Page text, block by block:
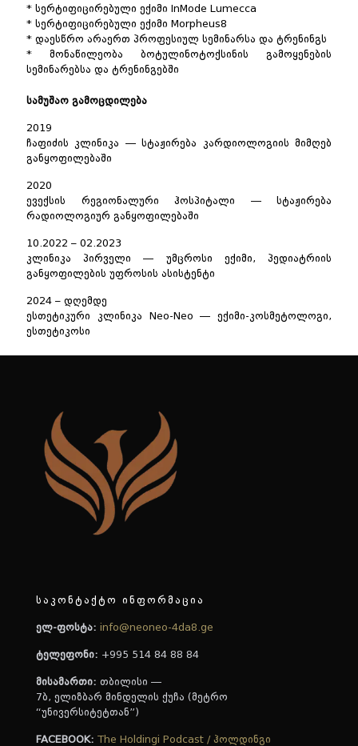
* სერტიფიცირებული ექიმი InMode Lumecca
* სერტიფიცირებული ექიმი Morpheus8
* დაესწრო არაერთ პროფესიულ სემინარსა და ტრენინგს
* მონაწილეობა ბოტულინოტოქსინის გამოყენების
სემინარებსა და ტრენინგებში
სამუშაო გამოცდილება
2019
ჩაფიძის კლინიკა — სტაჟირება კარდიოლოგიის მიმღებ
განყოფილებაში
2020
ევექსის რეგიონალური ჰოსპიტალი — სტაჟირება
რადიოლოგიურ განყოფილებაში
10.2022 – 02.2023
კლინიკა პირველი — უმცროსი ექიმი, პედიატრიის
განყოფილების უფროსის ასისტენტი
2024 – დღემდე
ესთეტიკური კლინიკა Neo-Neo — ექიმი-კოსმეტოლოგი,
ესთეტიკოსი
საკონტაქტო ინფორმაცია
ელ-ფოსტა: info@neoneo-4da8.ge
ტელეფონი: +995 514 84 88 84
მისამართი: თბილისი —
7ბ, ელიზბარ მინდელის ქუჩა (მეტრო
“უნივერსიტეტთან”)
FACEBOOK: The Holdingi Podcast / ჰოლდინგი